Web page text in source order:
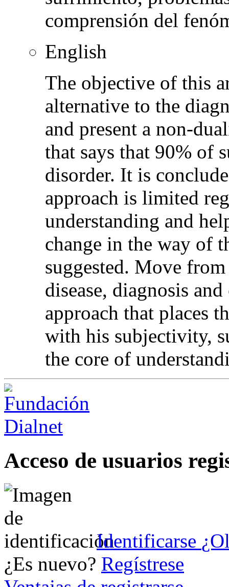
comprensión del
English
The objective of this
alternative to the
and present a non-
that says that 90% of
disorder. It is
approach is limited
understanding and
change in the way of
suggested. Move
disease, diagnosis
approach that places
with his subjectivity,
the core of
Acceso de usuarios
Identificarse
¿Es nuevo? Regístrese